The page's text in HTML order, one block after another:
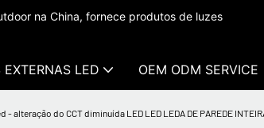
na China, fornece produtos de luzes
EXTERNAS LED OEM ODM SERVICE
- alteração do CCT diminuída LED LED LEDA DE PAREDE